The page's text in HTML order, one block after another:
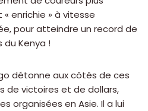
enrichie » à vitesse
pour atteindre un record de
du Kenya !
détonne aux côtés de ces
de victoires et de dollars,
organisées en Asie. Il a lui